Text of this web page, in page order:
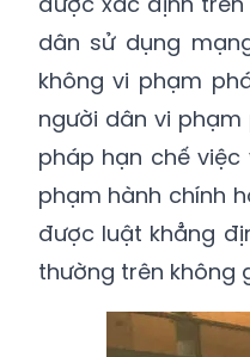
dân sử dụng
không vi phạm
người dân vi
pháp hạn chế
phạm hành chính
được luật khẳng
thường trên không